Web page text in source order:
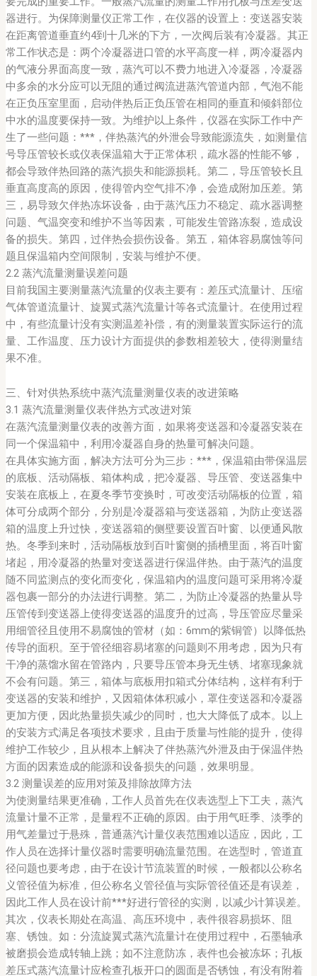
器进行。为保障测量仪正常工作，在仪器的设置上：变送器安装
在距离管道垂直约4到十几米的下方，一次阀后装有冷凝器。其正
常工作状态是：两个冷凝器进口管的水平高度一样，两冷凝器内
的气液分界面高度一致，蒸汽可以不费力地进入冷凝器，冷凝器
中多余的水分应可以无阻的通过阀流进蒸汽管道内部，气泡不能
在正负压室里面，启动伴热后正负压管在相同的垂直和倾斜部位
中水的温度要保持一致。为维护以上条件，仪器在实际工作中产
生了一些问题：***，伴热蒸汽的外泄会导致能源流失，如测量信
号导压管较长或仪表保温箱大于正常体积，疏水器的性能不够，
都会导致伴热回路的蒸汽损失和能源损耗。第二，导压管较长且
垂直高度高的原因，使得管内空气排不净，会造成附加压差。第
三，易导致欠伴热冻坏设备，由于蒸汽压力不稳定、疏水器调整
问题、气温突变和维护不当等因素，可能发生管路冻裂，造成设
备的损失。第四，过伴热会损伤设备。第五，箱体容易腐蚀等问
题且保温箱内空间限制，安装与维护不便。
2.2 蒸汽流量测量误差问题
目前我国主要测量蒸汽流量的仪表主要有：差压式流量计、压缩
气体管道流量计、旋翼式蒸汽流量计等各式流量计。在使用过程
中，有些流量计没有实测温差补偿，有的测量装置实际运行的流
量、工作温度、压力设计方面提供的参数相差较大，使得测量结
果不准。
三、针对供热系统中蒸汽流量测量仪表的改进策略
3.1 蒸汽流量测量仪表伴热方式改进对策
在蒸汽流量测量仪表的改善方面，如果将变送器和冷凝器安装在
同一个保温箱中，利用冷凝器自身的热量可解决问题。
在具体实施方面，解决方法可分为三步：***，保温箱由带保温层
的底板、活动隔板、箱体构成，把冷凝器、导压管、变送器集中
安装在底板上，在夏冬季节变换时，可改变活动隔板的位置，箱
体可分成两个部分，分别是冷凝器箱与变送器箱，为防止变送器
箱的温度上升过快，变送器箱的侧壁要设置百叶窗、以便通风散
热。冬季到来时，活动隔板放到百叶窗侧的插槽里面，将百叶窗
堵起，用冷凝器的热量对变送器进行保温伴热。由于蒸汽的温度
随不同监测点的变化而变化，保温箱内的温度问题可采用将冷凝
器包裹一部分的办法进行调整。第二，为防止冷凝器的热量从导
压管传到变送器上使得变送器的温度升的过高，导压管应尽量采
用细管径且使用不易腐蚀的管材（如：6mm的紫铜管）以降低热
传导的面积。至于管径细容易堵塞的问题则不用考虑，因为只有
干净的蒸馏水留在管路内，只要导压管本身无生锈、堵塞现象就
不会有问题。第三，箱体与底板用扣箱式分体结构，这样有利于
变送器的安装和维护，又因箱体体积减小，罩住变送器和冷凝器
更加方便，因此热量损失减少的同时，也大大降低了成本。以上
的安装方式满足各项技术要求，且由于质量与性能的提升，使得
维护工作较少，且从根本上解决了伴热蒸汽外泄及由于保温伴热
方面的因素造成的能源和设备损失的问题，效果明显。
3.2 测量误差的应用对策及排除故障方法
为使测量结果更准确，工作人员首先在仪表选型上下工夫，蒸汽
流量计量不正常，是量程不正确的原因。由于用气旺季、淡季的
用气差量过于悬殊，普通蒸汽计量仪表范围难以适应，因此，工
作人员在选择计量仪器时需要明确流量范围。在选型时，管道直
径问题也要考虑，由于在设计节流装置的时候，一般都以公称名
义管径值为标准，但公称名义管径值与实际管径值还是有误差，
因此工作人员在设计前***好进行管径的实测，以减少计算误差。
其次，仪表长期处在高温、高压环境中，表件很容易损坏、阻
塞、锈蚀。如：分流旋翼式蒸汽流量计在使用过程中，石墨轴承
被磨损会造成转轴上跳；如不注意防冻，表件也会被冻坏；孔板
差压式蒸汽流量计应检查孔板开口的圆面是否锈蚀，有没有附着